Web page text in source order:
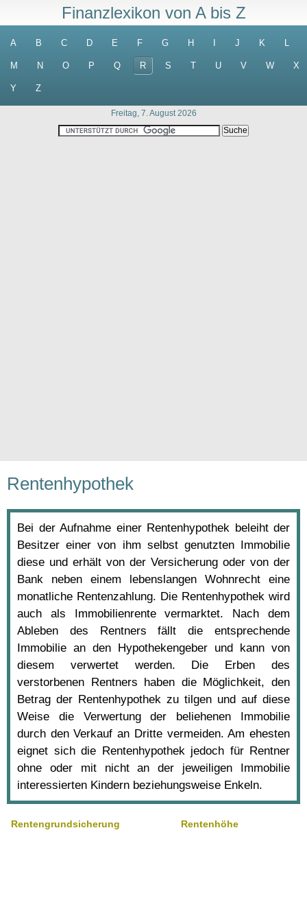
Finanzlexikon von A bis Z
A B C D E F G H J K L
M N O P Q R S T U V W X
Y Z
Freitag, 7. August 2026
Rentenhypothek
Bei der Aufnahme einer Rentenhypothek beleiht der
Besitzer einer von ihm selbst genutzten Immobilie
diese und erhält von der Versicherung oder von der
Bank neben einem lebenslangen Wohnrecht eine
monatliche Rentenzahlung. Die Rentenhypothek wird
auch als Immobilienrente vermarktet. Nach dem
Ableben des Rentners fällt die entsprechende
Immobilie an den Hypothekengeber und kann von
diesem verwertet werden. Die Erben des
verstorbenen Rentners haben die Möglichkeit, den
Betrag der Rentenhypothek zu tilgen und auf diese
Weise die Verwertung der beliehenen Immobilie
durch den Verkauf an Dritte vermeiden. Am ehesten
eignet sich die Rentenhypothek jedoch für Rentner
ohne oder mit nicht an der jeweiligen Immobilie
interessierten Kindern beziehungsweise Enkeln.
Rentengrundsicherung Rentenhöhe